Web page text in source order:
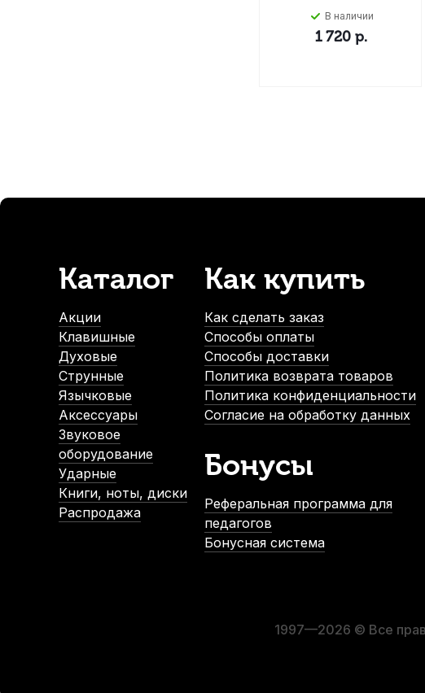
В наличии
1 720р.
Каталог
Акции
Клавишные
Духовые
Струнные
Язычковые
Аксессуары
Звуковое
оборудование
Ударные
Книги, ноты, диски
Распродажа
Как купить
Как сделать заказ
Способы оплаты
Способы доставки
Политика возврата товаров
Политика конфиденциальности
Согласие на обработку данных
Бонусы
Реферальная программа для
педагогов
Бонусная система
1997—2026 © Все